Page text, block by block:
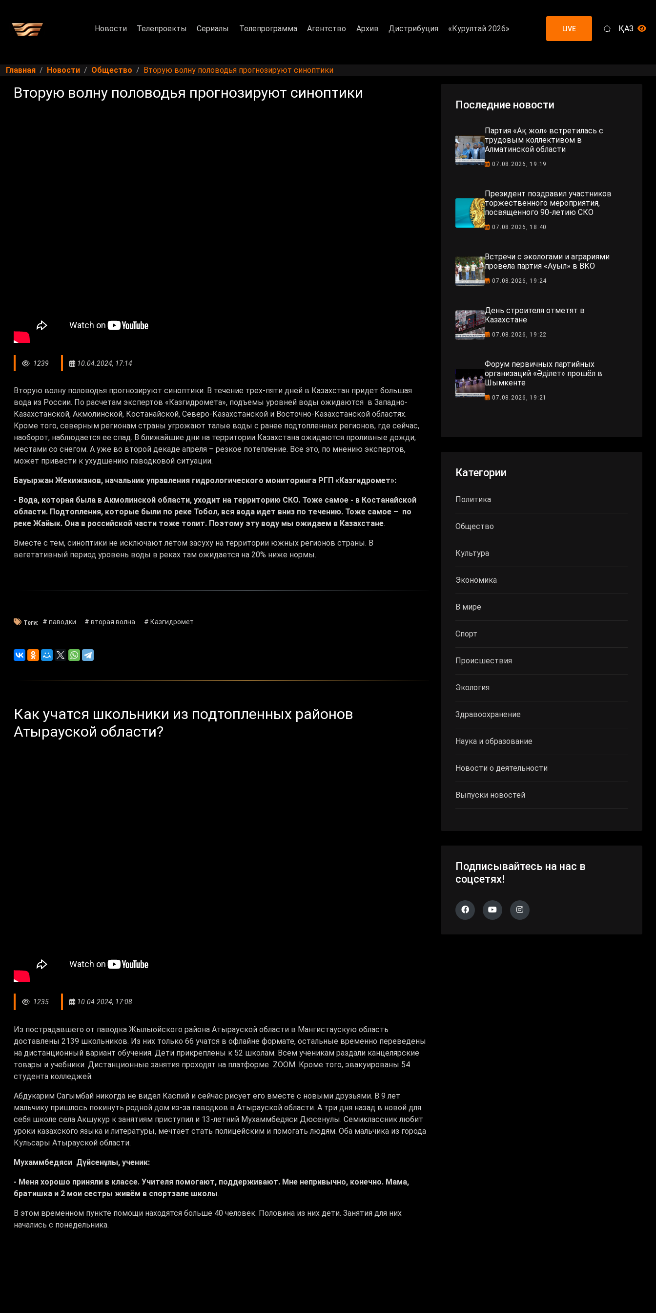
Новости Телепроекты Сериалы Телепрограмма Агентство Архив Дистрибуция «Курултай 2026» LIVE ҚАЗ
Главная Новости Общество Вторую волну половодья прогнозируют синоптики
Вторую волну половодья прогнозируют синоптики
1239 10.04.2024, 17:14
Вторую волну половодья прогнозируют синоптики. В течение трех-пяти дней в Казахстан придет большая
вода из России. По расчетам экспертов «Казгидромета», подъемы уровней воды ожидаются в Западно-
Казахстанской, Акмолинской, Костанайской, Северо-Казахстанской и Восточно-Казахстанской областях.
Кроме того, северным регионам страны угрожают талые воды с ранее подтопленных регионов, где сейчас,
наоборот, наблюдается ее спад. В ближайшие дни на территории Казахстана ожидаются проливные дожди,
местами со снегом. А уже во второй декаде апреля – резкое потепление. Все это, по мнению экспертов,
может привести к ухудшению паводковой ситуации.
Бауыржан Жекижанов, начальник управления гидрологического мониторинга РГП «Казгидромет»:
- Вода, которая была в Акмолинской области, уходит на территорию СКО. Тоже самое - в Костанайской
области. Подтопления, которые были по реке Тобол, вся вода идет вниз по течению. Тоже самое – по
реке Жайык. Она в российской части тоже топит. Поэтому эту воду мы ожидаем в Казахстане.
Вместе с тем, синоптики не исключают летом засуху на территории южных регионов страны. В
вегетативный период уровень воды в реках там ожидается на 20% ниже нормы.
Теги: # паводки # вторая волна # Казгидромет
Как учатся школьники из подтопленных районов
Атырауской области?
1235 10.04.2024, 17:08
Из пострадавшего от паводка Жылыойского района Атырауской области в Мангистаускую область
доставлены 2139 школьников. Из них только 66 учатся в офлайне формате, остальные временно переведены
на дистанционный вариант обучения. Дети прикреплены к 52 школам. Всем ученикам раздали канцелярские
товары и учебники. Дистанционные занятия проходят на платформе ZOOM. Кроме того, эвакуированы 54
студента колледжей.
Абдукарим Сагымбай никогда не видел Каспий и сейчас рисует его вместе с новыми друзьями. В 9 лет
мальчику пришлось покинуть родной дом из-за паводков в Атырауской области. А три дня назад в новой для
себя школе села Акшукур к занятиям приступил и 13-летний Мухаммбедяси Дюсенулы. Семиклассник любит
уроки казахского языка и литературы, мечтает стать полицейским и помогать людям. Оба мальчика из города
Кульсары Атырауской области.
Мухаммбедяси Дүйсенұлы, ученик:
- Меня хорошо приняли в классе. Учителя помогают, поддерживают. Мне непривычно, конечно. Мама,
братишка и 2 мои сестры живём в спортзале школы.
В этом временном пункте помощи находятся больше 40 человек. Половина из них дети. Занятия для них
начались с понедельника.
Последние новости
Партия «Ақ жол» встретилась с
трудовым коллективом в
Алматинской области
07.08.2026, 19:19
Президент поздравил участников
торжественного мероприятия,
посвященного 90-летию СКО
07.08.2026, 18:40
Встречи с экологами и аграриями
провела партия «Ауыл» в ВКО
07.08.2026, 19:24
День строителя отметят в
Казахстане
07.08.2026, 19:22
Форум первичных партийных
организаций «Әділет» прошёл в
Шымкенте
07.08.2026, 19:21
Категории
Политика
Общество
Культура
Экономика
В мире
Спорт
Происшествия
Экология
Здравоохранение
Наука и образование
Новости о деятельности
Выпуски новостей
Подписывайтесь на нас в
соцсетях!